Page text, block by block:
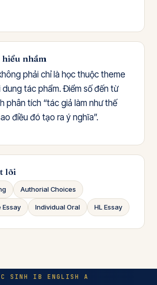
nhầm
phải chỉ là học thuộc theme
dung tác phẩm. Điểm số đến từ
phân tích “tác giả làm như thế
điều đó tạo ra ý nghĩa”.
lõi
Authorial Choices
Essay Individual Oral HL Essay
SINH IB ENGLISH A